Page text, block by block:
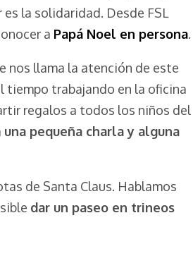
la solidaridad. Desde FSL
a Papá Noel en persona.
nos llama la atención de este
tiempo trabajando en la oficina
regalos a todos los niños del
una pequeña charla y alguna
de Santa Claus. Hablamos
dar un paseo en trineos